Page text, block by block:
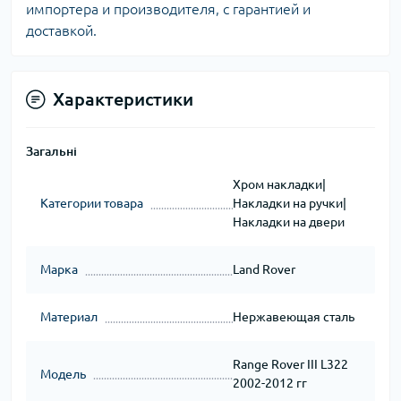
импортера и производителя, с гарантией и
доставкой.
Характеристики
Загальні
Категории товара
Хром накладки|
Накладки на ручки|
Накладки на двери
Марка Land Rover
Материал Нержавеющая сталь
Модель
Range Rover III L322
2002-2012 гг